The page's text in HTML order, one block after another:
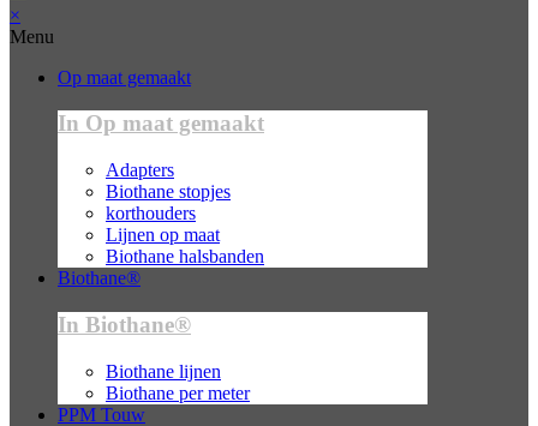
×
Menu
Op maat gemaakt
In Op maat gemaakt
Adapters
Biothane stopjes
korthouders
Lijnen op maat
Biothane halsbanden
Biothane®
In Biothane®
Biothane lijnen
Biothane per meter
PPM Touw